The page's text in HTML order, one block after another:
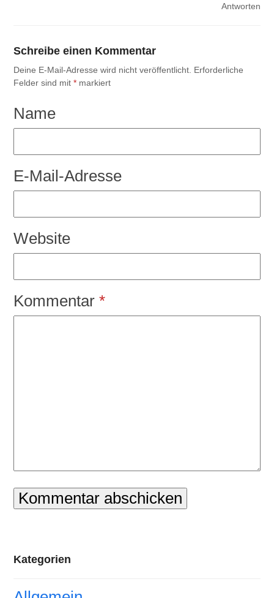
Antworten
Schreibe einen Kommentar
Deine E-Mail-Adresse wird nicht veröffentlicht. Erforderliche
Felder sind mit* markiert
Name
E-Mail-Adresse
Website
Kommentar*
Kategorien